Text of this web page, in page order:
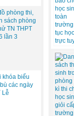
phòng thi,
sách phòng
TN THPT
lần 3
khóa biểu
các ngày
Lễ